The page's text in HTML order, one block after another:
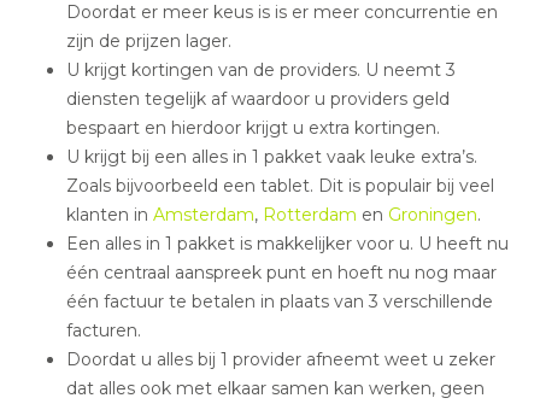
Doordat er meer keus is is er meer concurrentie en
zijn de prijzen lager.
U krijgt kortingen van de providers. U neemt 3
diensten tegelijk af waardoor u providers geld
bespaart en hierdoor krijgt u extra kortingen.
U krijgt bij een alles in 1 pakket vaak leuke extra’s.
Zoals bijvoorbeeld een tablet. Dit is populair bij veel
klanten in Amsterdam, Rotterdam en Groningen.
Een alles in 1 pakket is makkelijker voor u. U heeft nu
één centraal aanspreek punt en hoeft nu nog maar
één factuur te betalen in plaats van 3 verschillende
facturen.
Doordat u alles bij 1 provider afneemt weet u zeker
dat alles ook met elkaar samen kan werken, geen